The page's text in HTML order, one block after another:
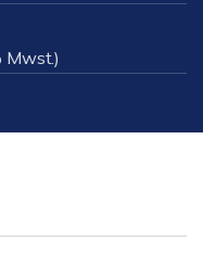
Mwst.)